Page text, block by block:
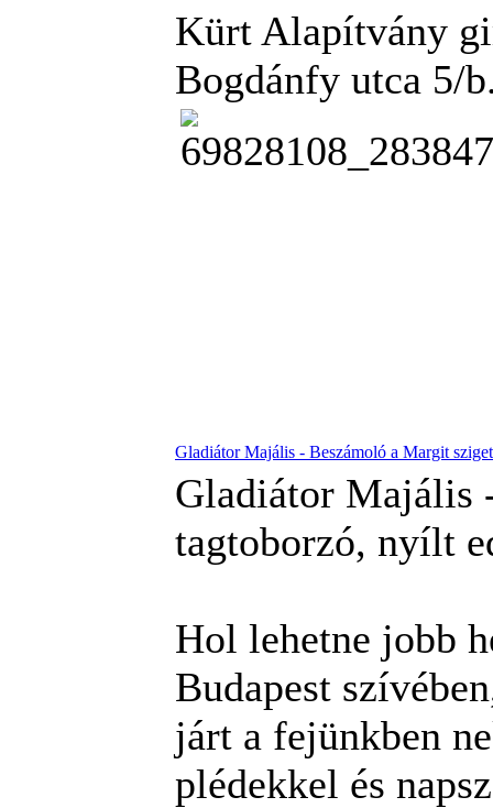
Kürt Alapítvány
Bogdánfy utca 5/
Gladiátor Majális - Beszámoló a Margit
Gladiátor Majális
tagtoborzó, nyílt
Hol lehetne jobb
Budapest
járt a fejünkben
plédekkel és